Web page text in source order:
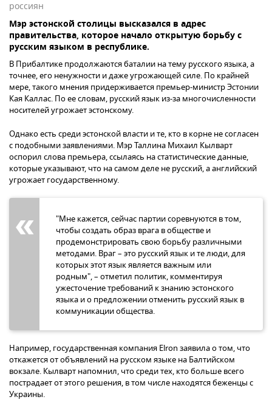
россиян
Мэр эстонской столицы высказался в адрес
правительства, которое начало открытую борьбу с
русским языком в республике.
В Прибалтике продолжаются баталии на тему русского языка, а
точнее, его ненужности и даже угрожающей силе. По крайней
мере, такого мнения придерживается премьер-министр Эстонии
Кая Каллас. По ее словам, русский язык из-за многочисленности
носителей угрожает эстонскому.
Однако есть среди эстонской власти и те, кто в корне не согласен
с подобными заявлениями. Мэр Таллина Михаил Кылварт
оспорил слова премьера, ссылаясь на статистические данные,
которые указывают, что на самом деле не русский, а английский
угрожает государственному.
"Мне кажется, сейчас партии соревнуются в том,
чтобы создать образ врага в обществе и
продемонстрировать свою борьбу различными
методами. Враг – это русский язык и те люди, для
которых этот язык является важным или
родным", – отметил политик, комментируя
ужесточение требований к знанию эстонского
языка и о предложении отменить русский язык в
коммуникации общества.
Например, государственная компания Elron заявила о том, что
откажется от объявлений на русском языке на Балтийском
вокзале. Кылварт напомнил, что среди тех, кто больше всего
пострадает от этого решения, в том числе находятся беженцы с
Украины.